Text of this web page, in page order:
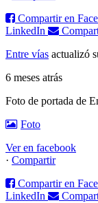
Compartir en
LinkedIn
Entre vías actualizó
6 meses atrás
Foto de portada de
Foto
Ver en facebook
· Compartir
Compartir en
LinkedIn